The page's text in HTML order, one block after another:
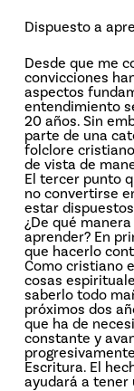
Dispuesto a
Desde que me
convicciones
aspectos
entendimiento
20 años. Sin
parte de una
folclore
de vista de
El tercer punto
no convertirse
estar
¿De qué
aprender? En
que hacerlo
Como cristiano
cosas
saberlo todo
próximos dos
que ha de
constante y
Escritura. El
ayudará a tener